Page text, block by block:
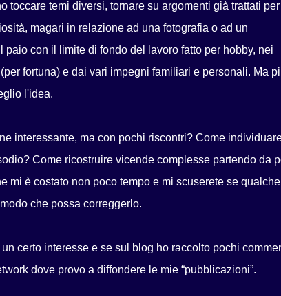
toccare temi diversi, tornare su argomenti già trattati per
magari in relazione ad una fotografia o ad un
con il limite di fondo del lavoro fatto per hobby, nei
fortuna) e dai vari impegni familiari e personali. Ma
l'idea.
interessante, ma con pochi riscontri? Come
Come ricostruire vicende complesse partendo da
mi è costato non poco tempo e mi scuserete se qualche
che possa correggerlo.
certo interesse e se sul blog ho raccolto pochi
dove provo a diffondere le mie “pubblicazioni”.